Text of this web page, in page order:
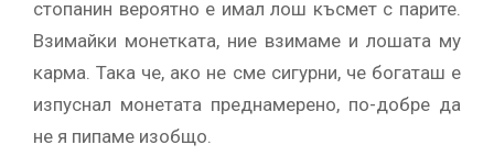
стопанин вероятно е имал лош късмет с парите.
Взимайки монетката, ние взимаме и лошата му
карма. Така че, ако не сме сигурни, че богаташ е
изпуснал монетата преднамерено, по-добре да
не я пипаме изобщо.